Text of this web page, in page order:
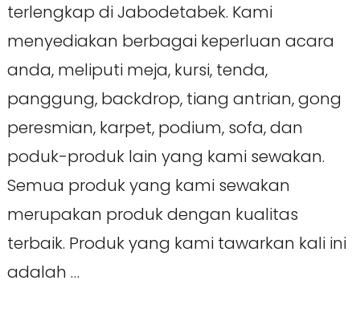
terlengkap di Jabodetabek. Kami
menyediakan berbagai keperluan acara
anda, meliputi meja, kursi, tenda,
panggung, backdrop, tiang antrian, gong
peresmian, karpet, podium, sofa, dan
poduk-produk lain yang kami sewakan.
Semua produk yang kami sewakan
merupakan produk dengan kualitas
terbaik. Produk yang kami tawarkan kali ini
adalah …